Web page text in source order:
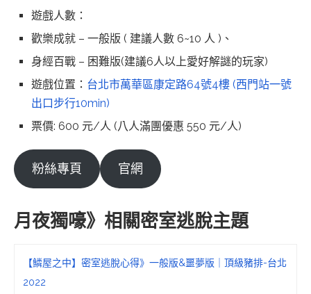
遊戲人數：
歡樂成就 – 一般版 ( 建議人數 6~10 人 )、
身經百戰 – 困難版(建議6人以上愛好解謎的玩家)
遊戲位置： 台北市萬華區康定路64號4樓 (西門站一號
出口步行10min)
票價: 600 元/人 (八人滿團優惠 550 元/人)
粉絲專頁 官網
月夜獨嚎》相關密室逃脫主題
【鱗屋之中】密室逃脫心得》一般版&噩夢版｜頂級豬排-台北
2022